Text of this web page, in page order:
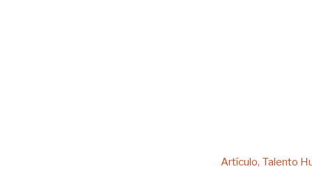
Artículo Talento